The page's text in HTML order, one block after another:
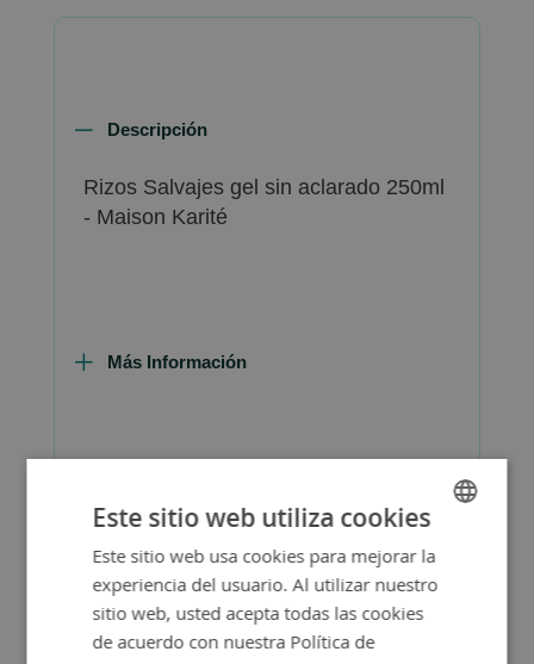
Descripción
Rizos Salvajes gel sin aclarado 250ml
- Maison Karité
Más Información
SPANISH
ENGLISH
Este sitio web utiliza cookies
Este sitio web usa cookies para mejorar la
experiencia del usuario. Al utilizar nuestro
sitio web, usted acepta todas las cookies
de acuerdo con nuestra Política de